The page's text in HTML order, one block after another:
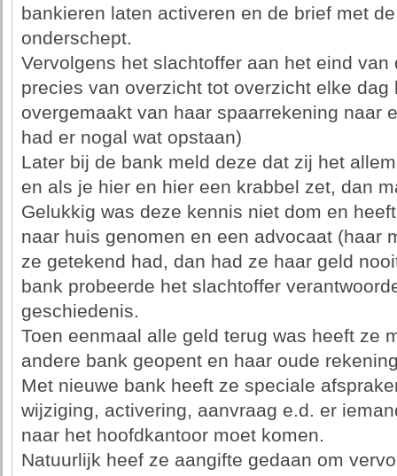
bankieren laten activeren en de brief met
onderschept.
Vervolgens het slachtoffer aan het eind
precies van overzicht tot overzicht elke dag
overgemaakt van haar spaarrekening naar
had er nogal wat opstaan)
Later bij de bank meld deze dat zij het
en als je hier en hier een krabbel zet, dan
Gelukkig was deze kennis niet dom en
naar huis genomen en een advocaat (haar
ze getekend had, dan had ze haar geld
bank probeerde het slachtoffer
geschiedenis.
Toen eenmaal alle geld terug was heeft ze
andere bank geopent en haar oude
Met nieuwe bank heeft ze speciale
wijziging, activering, aanvraag e.d. er
naar het hoofdkantoor moet komen.
Natuurlijk heef ze aangifte gedaan om